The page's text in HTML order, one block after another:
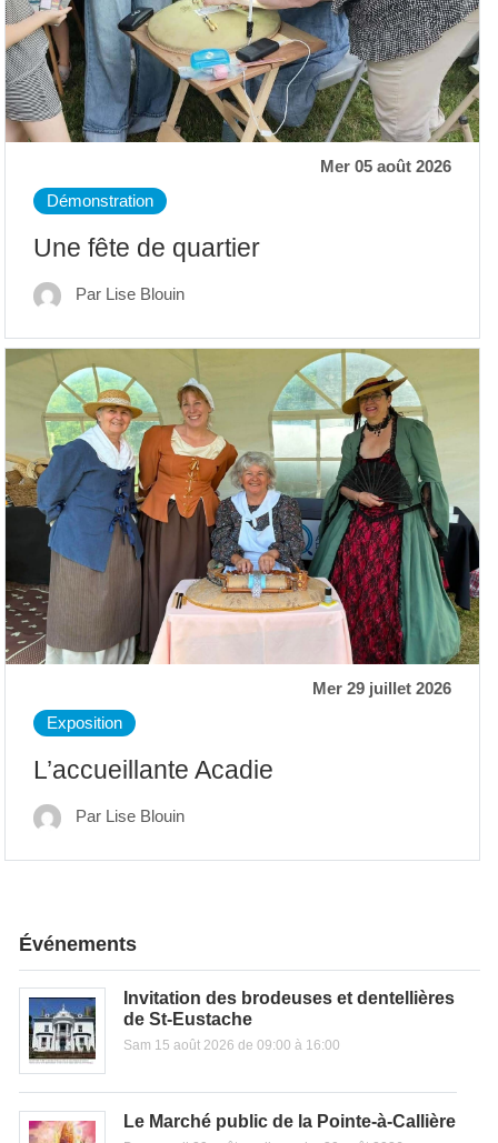
Mer 05 août 2026
Démonstration
Une fête de quartier
Par Lise Blouin
Mer 29 juillet 2026
Exposition
L’accueillante Acadie
Par Lise Blouin
Événements
Invitation des brodeuses et dentellières
de St-Eustache
Sam 15 août 2026 de 09:00 à 16:00
Le Marché public de la Pointe-à-Callière